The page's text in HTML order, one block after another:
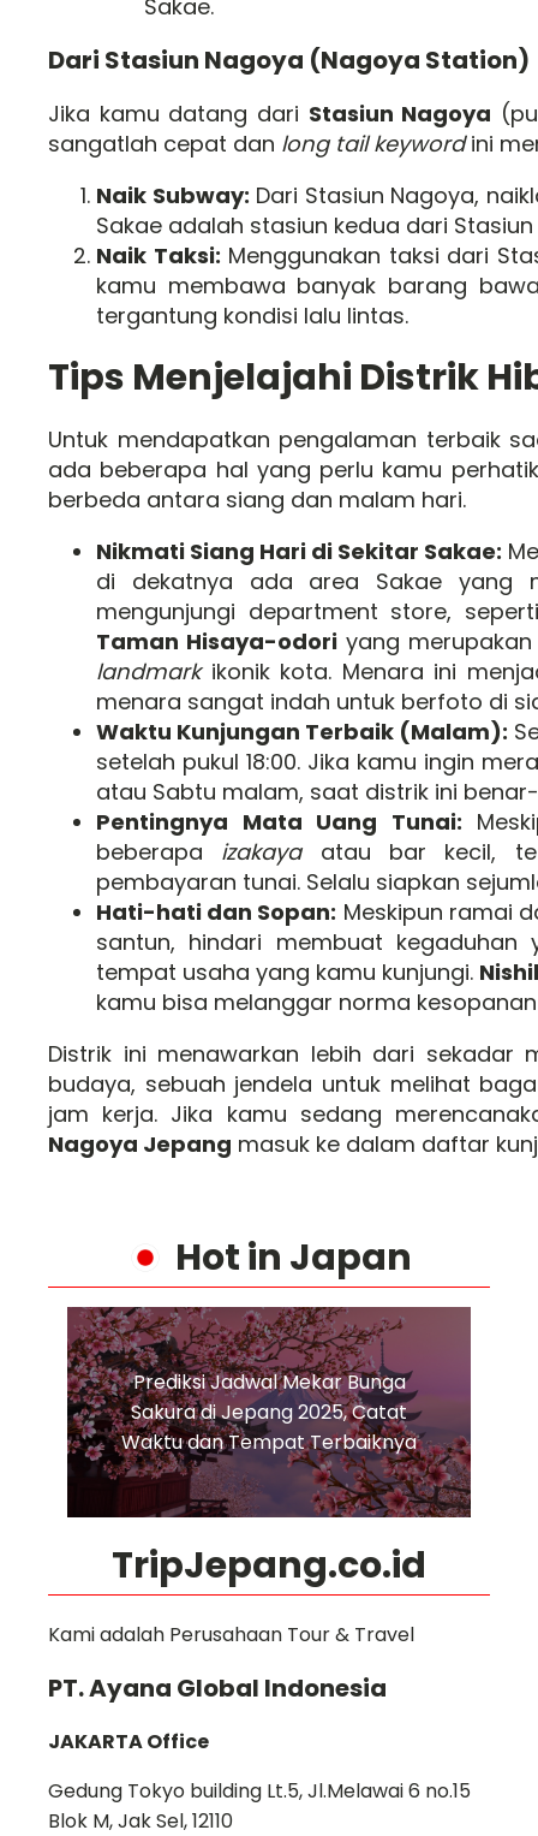
Sakae.
Dari Stasiun Nagoya (Nagoya Station)
Jika kamu datang dari Stasiun Nagoya
sangatlah cepat dan long tail keywordini
Naik Subway: Dari Stasiun Nagoya,
Sakae adalah stasiun kedua dari
Naik Taksi: Menggunakan taksi dari
kamu membawa banyak barang
tergantung kondisi lalu lintas.
Tips Menjelajahi Distrik
Untuk mendapatkan pengalaman terbaik
ada beberapa hal yang perlu kamu
berbeda antara siang dan malam hari.
Nikmati Siang Hari di Sekitar Sakae:
di dekatnya ada area Sakae yang
mengunjungi department store,
Taman Hisaya-odori yang
landmarkikonik kota. Menara ini
menara sangat indah untuk berfoto di
Waktu Kunjungan Terbaik (Malam):
setelah pukul 18:00. Jika kamu ingin
atau Sabtu malam, saat distrik ini
Pentingnya Mata Uang Tunai:
beberapa izakayaatau bar kecil,
pembayaran tunai. Selalu siapkan
Hati-hati dan Sopan: Meskipun ramai
santun, hindari membuat
tempat usaha yang kamu kunjungi.
kamu bisa melanggar norma
Distrik ini menawarkan lebih dari sekadar
budaya, sebuah jendela untuk melihat
jam kerja. Jika kamu sedang
Nagoya Jepang masuk ke dalam daftar
Hot in Japan
Prediksi Jadwal Mekar Bunga
Sakura di Jepang 2025, Catat
Waktu dan Tempat Terbaiknya
TripJepang.co.id
Kami adalah Perusahaan Tour & Travel
PT. Ayana Global Indonesia
JAKARTA Office
Gedung Tokyo building Lt.5, Jl.Melawai 6 no.15
Blok M, Jak Sel, 12110